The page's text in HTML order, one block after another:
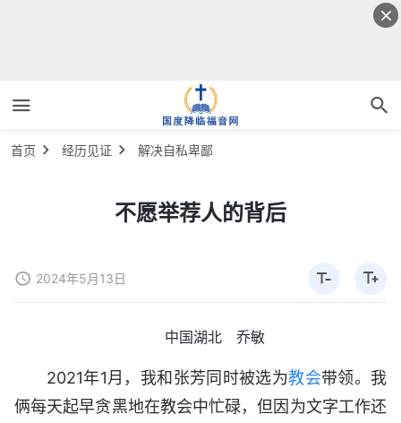
首页 经历见证 解决自私卑鄙
不愿举荐人的背后
2024年5月13日
中国湖北 乔敏
2021年1月，我和张芳同时被选为教会带领。我
俩每天起早贪黑地在教会中忙碌，但因为文字工作还